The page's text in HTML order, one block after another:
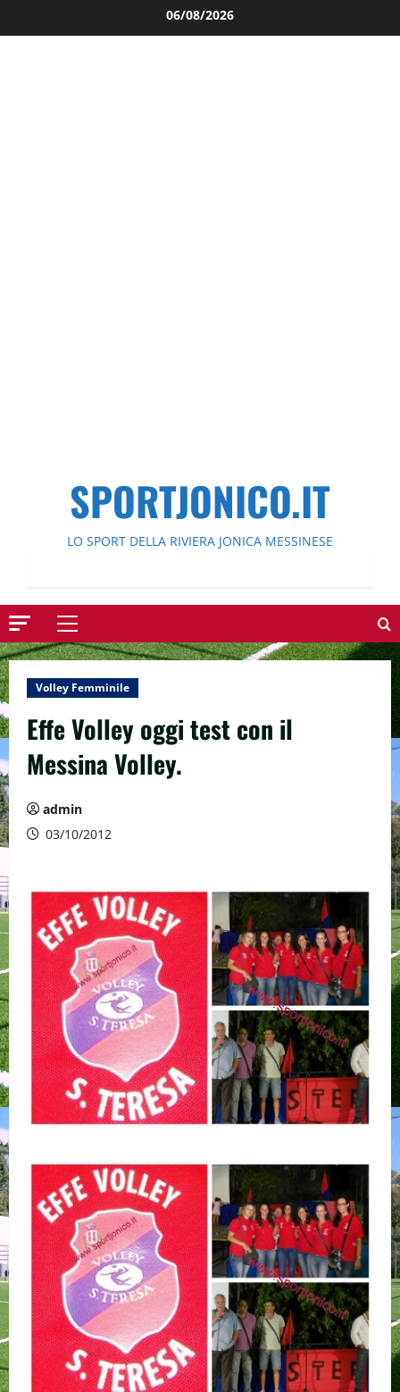
al
06/08/2026
SPORTJONICO.IT
LO SPORT DELLA RIVIERA JONICA MESSINESE
Menu
principale
Volley Femminile
Effe Volley oggi test con il
Messina Volley.
admin
03/10/2012